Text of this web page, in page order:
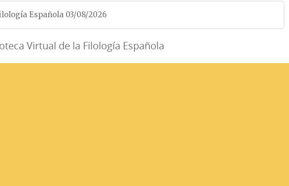
Española 03/08/2026
Virtual de la Filología Española